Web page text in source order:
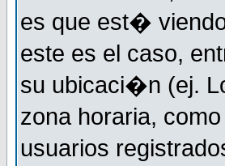
es que est�
este es el caso,
su ubicaci�n (ej.
zona horaria,
usuarios